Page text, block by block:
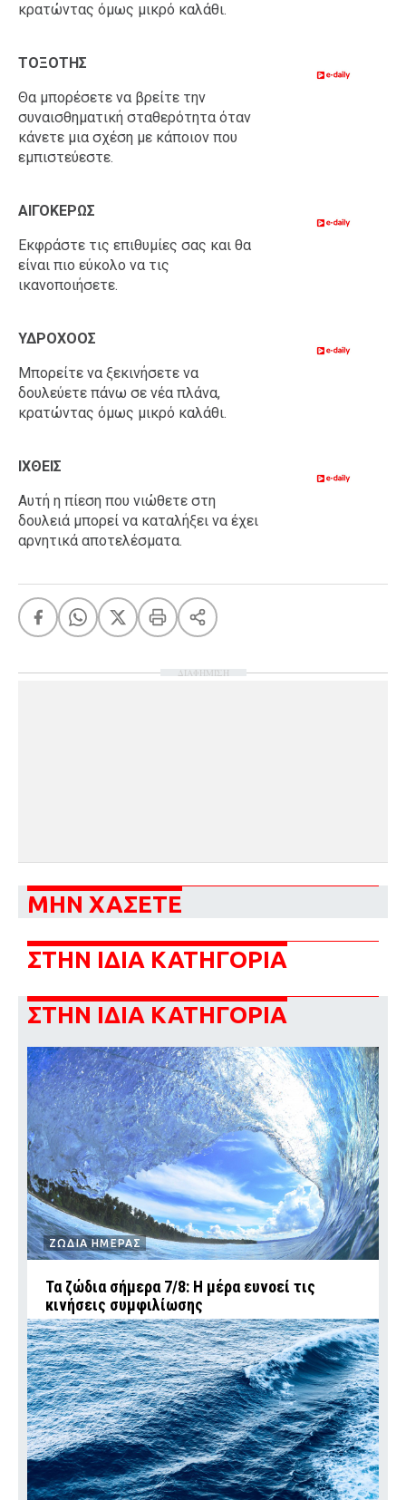
κρατώντας όμως μικρό καλάθι.
ΤΟΞΟΤΗΣ
Θα μπορέσετε να βρείτε την
συναισθηματική σταθερότητα όταν
κάνετε μια σχέση με κάποιον που
εμπιστεύεστε.
ΑΙΓΟΚΕΡΩΣ
Εκφράστε τις επιθυμίες σας και θα
είναι πιο εύκολο να τις
ικανοποιήσετε.
ΥΔΡΟΧΟΟΣ
Μπορείτε να ξεκινήσετε να
δουλεύετε πάνω σε νέα πλάνα,
κρατώντας όμως μικρό καλάθι.
ΙΧΘΕΙΣ
Αυτή η πίεση που νιώθετε στη
δουλειά μπορεί να καταλήξει να έχει
αρνητικά αποτελέσματα.
ΔΙΑΦΗΜΙΣΗ
ΜΗΝ ΧΑΣΕΤΕ
ΣΤΗΝ ΙΔΙΑ ΚΑΤΗΓΟΡΙΑ
ΣΤΗΝ ΙΔΙΑ ΚΑΤΗΓΟΡΙΑ
ΖΩΔΙΑ ΗΜΕΡΑΣ
Τα ζώδια σήμερα 7/8: Η μέρα ευνοεί τις
κινήσεις συμφιλίωσης